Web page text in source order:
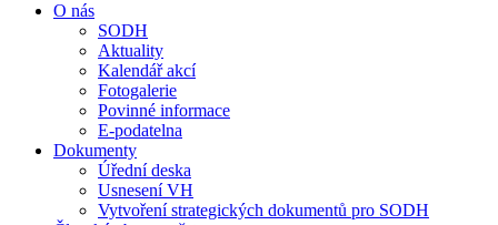
O nás
SODH
Aktuality
Kalendář akcí
Fotogalerie
Povinné informace
E-podatelna
Dokumenty
Úřední deska
Usnesení VH
Vytvoření strategických dokumentů pro SODH